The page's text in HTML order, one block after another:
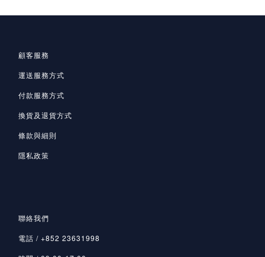
顧客服務
運送服務方式
付款服務方式
換貨及退貨方式
條款與細則
隱私政策
聯絡我們
電話 / +852 23631998